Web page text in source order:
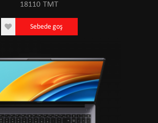
18110 TMT
Sebede goş